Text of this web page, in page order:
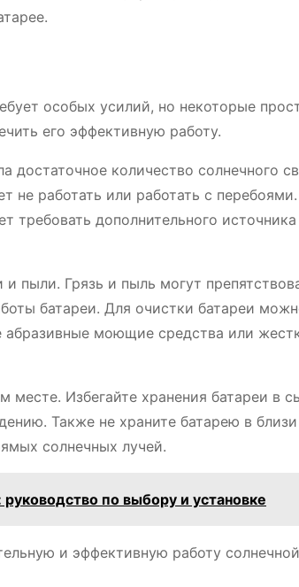
особых усилий, но некоторые
его эффективную работу.
достаточное количество солнечного
не работать или работать с
дополнительного источника
пыли. Грязь и пыль могут
батареи. Для очистки батареи
абразивные моющие средства или
месте. Избегайте хранения батареи в
Также не храните батарею в близи
солнечных лучей.
по выбору и установке
и эффективную работу